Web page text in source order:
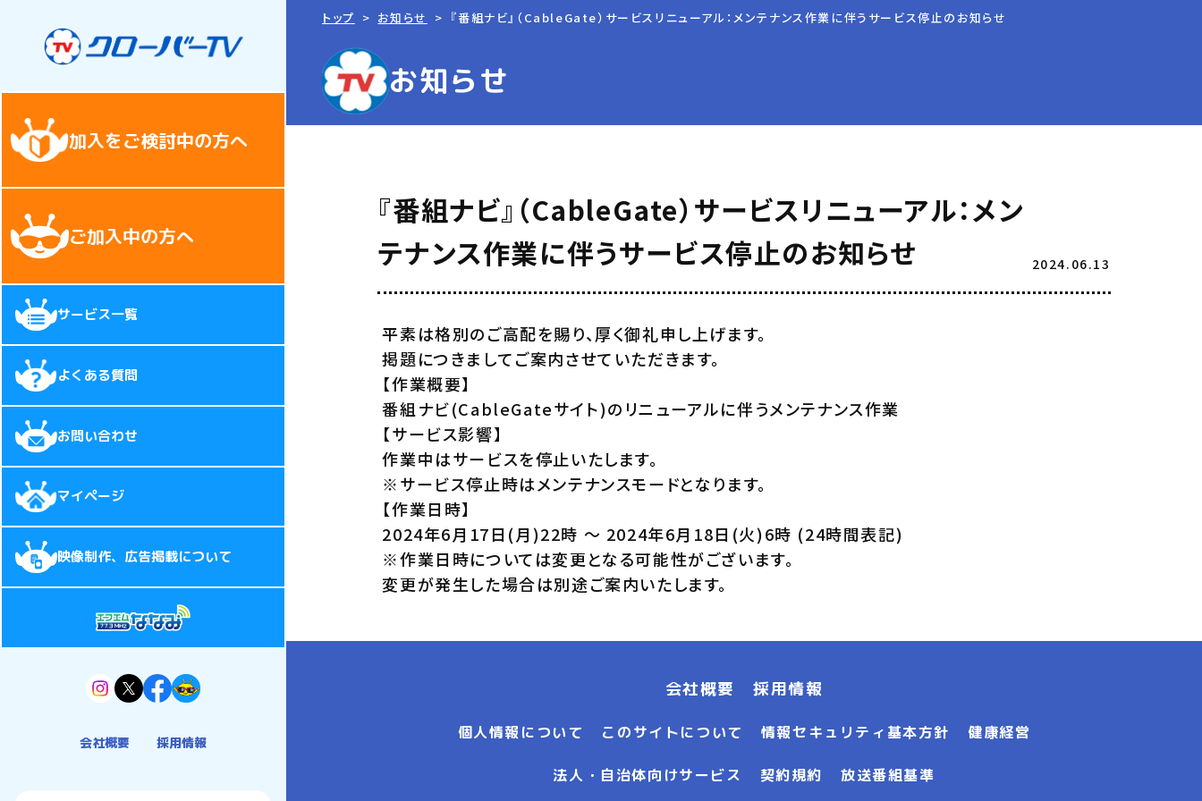
加入をご検討中の方へ
ご加入中の方へ
サービス一覧
よくある質問
お問い合わせ
マイページ
映像制作、広告掲載について
会社概要 採用情報
トップ お知らせ 『番組ナビ』（CableGate）サービスリニューアル：メンテナンス作業に伴うサービス停止のお知らせ
お知らせ
『番組ナビ』（CableGate）サービスリニューアル：メン
テナンス作業に伴うサービス停止のお知らせ
2024.06.13
平素は格別のご高配を賜り、厚く御礼申し上げます。
掲題につきましてご案内させていただきます。
【作業概要】
番組ナビ(CableGateサイト)のリニューアルに伴うメンテナンス作業
【サービス影響】
作業中はサービスを停止いたします。
※サービス停止時はメンテナンスモードとなります。
【作業日時】
2024年6月17日(月)22時 ～ 2024年6月18日(火)6時 (24時間表記)
※作業日時については変更となる可能性がございます。
変更が発生した場合は別途ご案内いたします。
会社概要 採用情報
個人情報について このサイトについて 情報セキュリティ基本方針 健康経営
法人・自治体向けサービス 契約規約 放送番組基準